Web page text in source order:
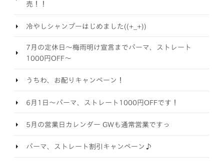
売！！
冷やしシャンプーはじめました((+_+))
7月の定休日～梅雨明け宣言までパーマ、ストレート
1000円OFF～
うちわ、お配りキャンペーン！
6月1日～パーマ、ストレート1000円OFFです！
5月の営業日カレンダー GWも通常営業ですっ
パーマ、ストレート割引キャンペーン♪